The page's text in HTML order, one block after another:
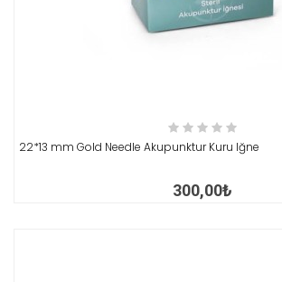
22*13 mm Gold Needle Akupunktur Kuru Iğne
300,00₺